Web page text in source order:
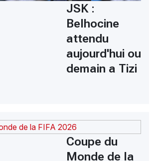
JSK :
Belhocine
attendu
aujourd'hui ou
demain a Tizi
Coupe du
Monde de la